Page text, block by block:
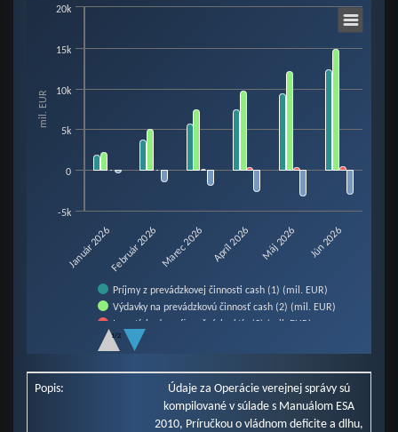
Chart
View as data table, Chart
The chart has 1 X axis displaying categories.
The chart has 1 Y axis displaying mil. EUR. Data ranges from -3099.5 to
mil. EUR
Príjmy z prevádzkovej činnosti cash (1) (mil. EUR)
Výdavky na prevádzkovú činnosť cash (2) (mil. EUR)
Investície do nefinančných aktív (3) (mil. EUR)
Prebytok / schodok cash (4=1-2-3) (mil. EUR)
1/2
Január 2026Február 2026 Marec 2026 Apríl 2026 Máj 2026 Jún 2026
-5k
0
5k
10k
15k
20k
Popis:
Údaje za Operácie verejnej správy sú
kompilované v súlade s Manuálom ESA
2010, Príručkou o vládnom deficite a dlhu,